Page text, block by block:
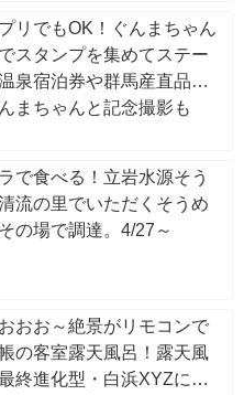
リでもOK！ぐんまちゃん
スタンプを集めてステー
泉宿泊券や群馬産直品が
まちゃんと記念撮影も
で食べる！立岩水源そう
流の里でいただくそうめ
の場で調達。4/27～
おお～絶景がリモコンで
の客室露天風呂！露天風
終進化型・白浜XYZに泊